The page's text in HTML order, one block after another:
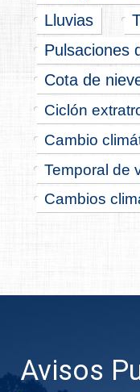
Lluvias
Pulsaciones
Cota de
Ciclón
Cambio
Temporal de
Cambios
Avisos